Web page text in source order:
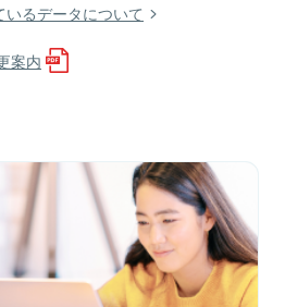
るデータについて
案内